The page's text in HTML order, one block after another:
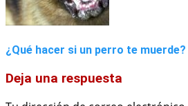
¿Qué hacer si un perro te muerde?
Deja una respuesta